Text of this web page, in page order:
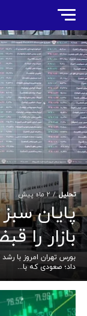
تحلیل 2 ماه پیش
پایان
بازار را
داد؛ صعودی که با...